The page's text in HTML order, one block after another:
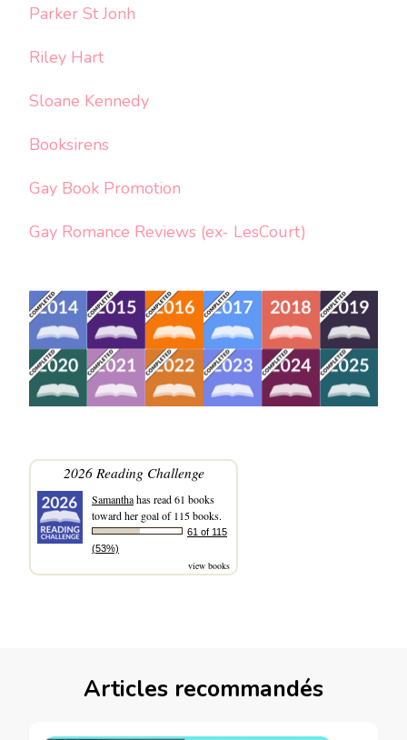
Parker St Jonh
Riley Hart
Sloane Kennedy
Booksirens
Gay Book Promotion
Gay Romance Reviews (ex- LesCourt)
2026 Reading Challenge
Samanthahas read 61 books
toward her goal of 115 books.
61 of 115
(53%)
view books
Articles recommandés